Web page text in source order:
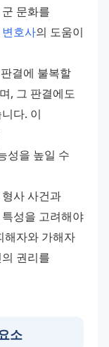
문화를
변호사의 도움이
결에 불복할
, 그 판결에도
다. 이
성을 높일 수
사 사건과
성을 고려해야
해자와 가해자
권리를
소